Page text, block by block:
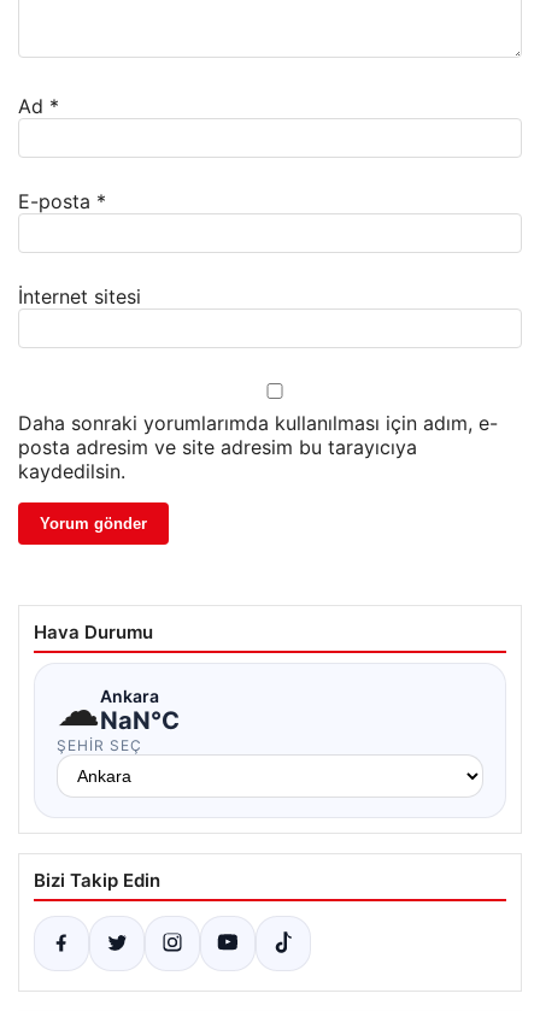
Ad *
E-posta *
İnternet sitesi
Daha sonraki yorumlarımda kullanılması için adım, e-
posta adresim ve site adresim bu tarayıcıya
kaydedilsin.
Hava Durumu
☁Ankara
NaN°C
ŞEHIR SEÇ
Bizi Takip Edin